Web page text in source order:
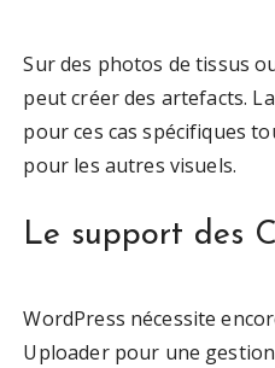
Sur des photos de tissus
peut créer des artefacts.
pour ces cas spécifiques
pour les autres visuels.
Le support des
WordPress nécessite
Uploader pour une